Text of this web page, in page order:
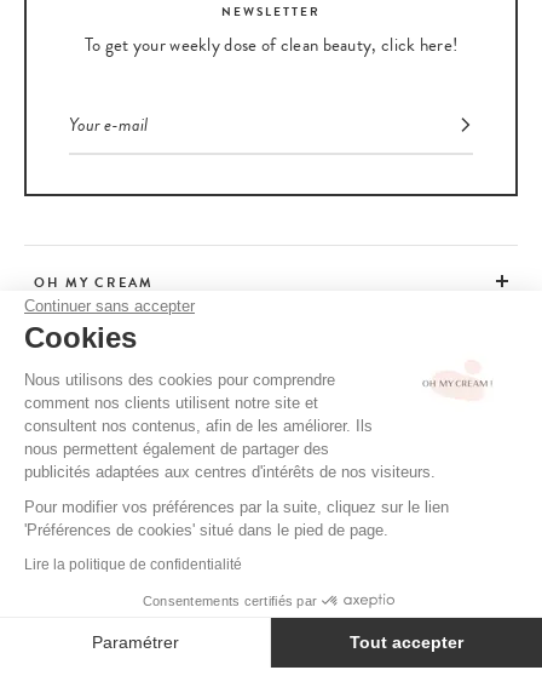
Continuer sans accepter
Cookies
Nous utilisons des cookies pour comprendre
comment nos clients utilisent notre site et
consultent nos contenus, afin de les améliorer. Ils
nous permettent également de partager des
publicités adaptées aux centres d'intérêts de nos visiteurs.
Pour modifier vos préférences par la suite, cliquez sur le lien
'Préférences de cookies' situé dans le pied de page.
Lire la politique de confidentialité
Consentements certifiés par
Paramétrer Tout accepter
NEWSLETTER
To get your weekly dose of clean beauty, click here!
OH MY CREAM
CUSTOMER SERVICE
ADVICE
CGV / CGU